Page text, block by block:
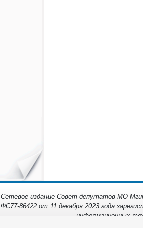
Сетевое издание Совет депутатов МО
ФС77-86422 от 11 декабря 2023 года
информационных